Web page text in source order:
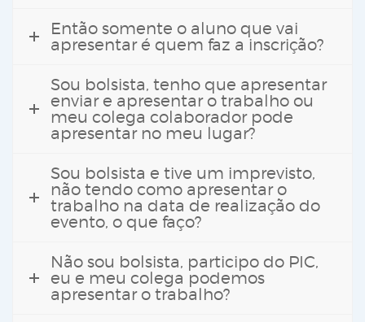
Então somente o aluno que vai
apresentar é quem faz a inscrição?
Sou bolsista, tenho que apresentar
enviar e apresentar o trabalho ou
meu colega colaborador pode
apresentar no meu lugar?
Sou bolsista e tive um imprevisto,
não tendo como apresentar o
trabalho na data de realização do
evento, o que faço?
Não sou bolsista, participo do PIC,
eu e meu colega podemos
apresentar o trabalho?